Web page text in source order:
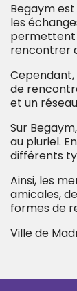
Begaym
les
permettent
rencontrer
Cependant,
de
et un
Sur
au pluriel.
différents
Ainsi, les
amicales,
formes de
Ville de